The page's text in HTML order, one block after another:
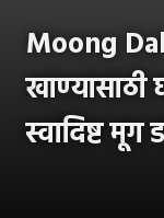
Moong
स्वादिष्ट मूग